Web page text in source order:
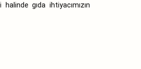
gıda ihtiyacımızın